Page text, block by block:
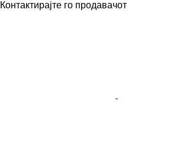
Контактирајте го продавачот